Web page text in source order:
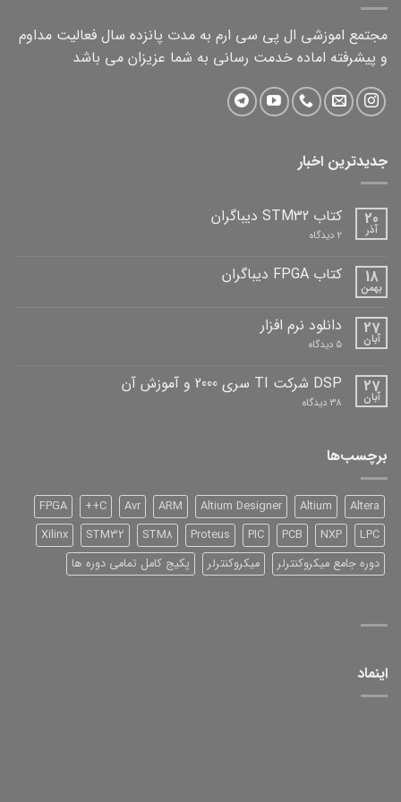
مجتمع اموزشی ال پی سی ارم به مدت پانزده سال فعالیت مداوم
و پیشرفته اماده خدمت رسانی به شما عزیزان می باشد
جدیدترین اخبار
20
آذر
کتاب STM32 دیباگران
2 دیدگاه برای
دیباگران 18
بهمن
کتاب FPGA دیباگران
کتاب
FPGA
دیباگران
ثبت
نشده 27
آبان
دانلود نرم افزار
5 دیدگاه برای
افزار 27
آبان
DSP شرکت TI سری 2000 و آموزش آن
38 دیدگاه برای
آن
برچسب‌ها
Altera
Altium
Altium Designer
ARM
Avr
C++
FPGA
LPC
NXP
PCB
PIC
Proteus
STM8
STM32
Xilinx
دوره جامع میکروکنترلر
میکروکنترلر پکیج کامل تمامی دوره ها
اینماد